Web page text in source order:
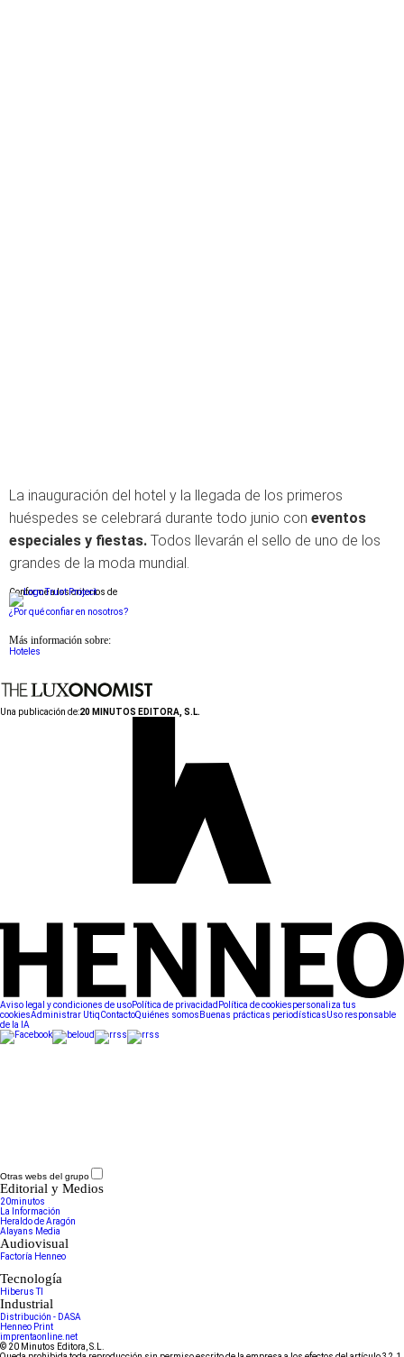
La inauguración del hotel y la llegada de los primeros
huéspedes se celebrará durante todo junio con eventos
especiales y fiestas. Todos llevarán el sello de uno de los
grandes de la moda mundial.
Conforme a los criterios de
¿Por qué confiar en nosotros?
Más información sobre:
Hoteles
Una publicación de:20 MINUTOS EDITORA, S.L.
Aviso legal y condiciones de usoPolítica de privacidad Política de cookiespersonaliza tus
cookiesAdministrar UtiqContactoQuiénes somos Buenas prácticas periodísticasUso responsable
de la IA
Otras webs del grupo
Editorial y Medios
20minutos
La Información
Heraldo de Aragón
Alayans Media
Audiovisual
Factoría Henneo
Tecnología
Hiberus TI
Industrial
Distribución - DASA
Henneo Print
imprentaonline.net
© 20 Minutos Editora, S.L.